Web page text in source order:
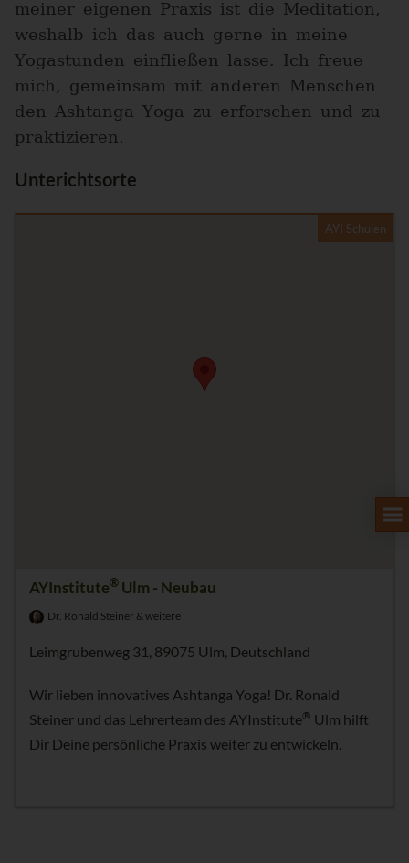
meiner eigenen Praxis ist die Meditation,
weshalb ich das auch gerne in meine
Yogastunden einfließen lasse. Ich freue
mich, gemeinsam mit anderen Menschen
den Ashtanga Yoga zu erforschen und zu
praktizieren.
Unterichtsorte
AYI Schulen
AYInstitute® Ulm - Neubau
Dr. Ronald Steiner & weitere
Leimgrubenweg 31, 89075 Ulm, Deutschland
Wir lieben innovatives Ashtanga Yoga! Dr. Ronald
Steiner und das Lehrerteam des AYInstitute® Ulm hilft
Dir Deine persönliche Praxis weiter zu entwickeln.